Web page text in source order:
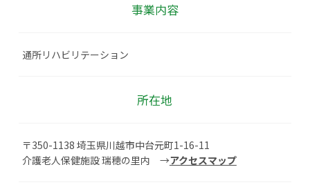
事業内容
通所リハビリテーション
所在地
〒350-1138 埼玉県川越市中台元町1-16-11
介護老人保健施設 瑞穂の里内 →アクセスマップ